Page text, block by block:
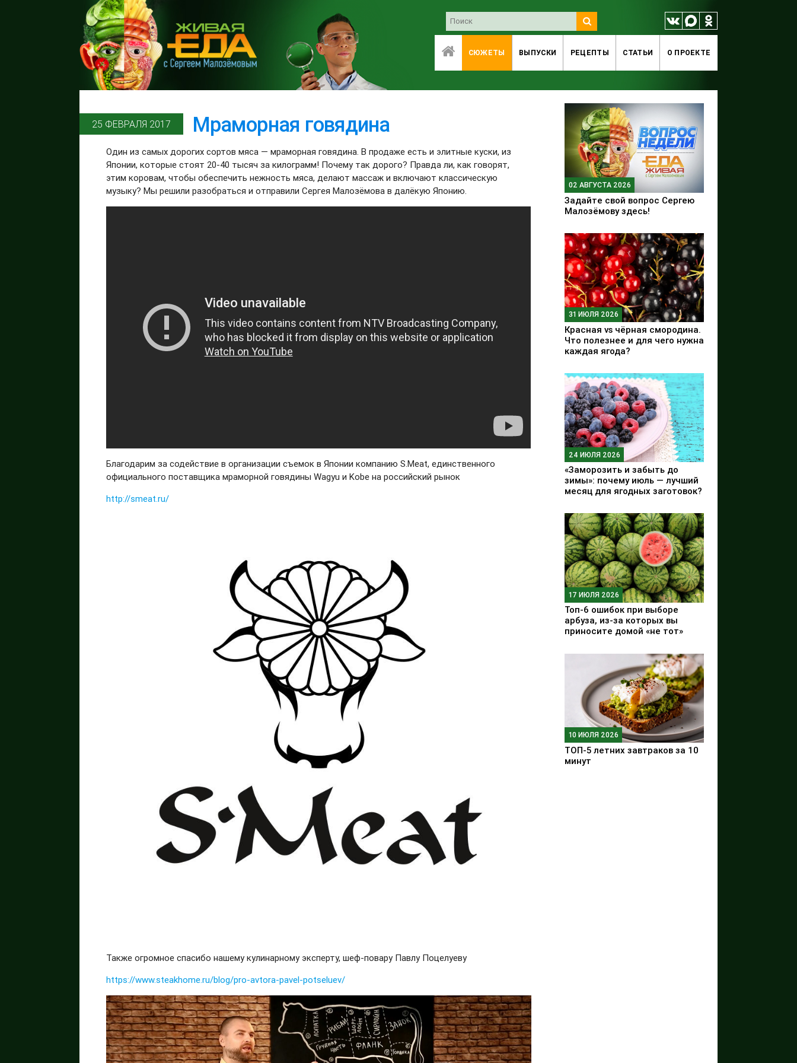
СЮЖЕТЫ ВЫПУСКИ РЕЦЕПТЫ СТАТЬИ O ПРОЕКТЕ
25 ФЕВРАЛЯ 2017 Мраморная говядина
Один из самых дорогих сортов мяса — мраморная говядина. В продаже есть и элитные куски, из
Японии, которые стоят 20-40 тысяч за килограмм! Почему так дорого? Правда ли, как говорят,
этим коровам, чтобы обеспечить нежность мяса, делают массаж и включают классическую
музыку? Мы решили разобраться и отправили Сергея Малозёмова в далёкую Японию.
Благодарим за содействие в организации съемок в Японии компанию S.Meat, единственного
официального поставщика мраморной говядины Wagyu и Kobe на российский рынок
http://smeat.ru/
Также огромное спасибо нашему кулинарному эксперту, шеф-повару Павлу Поцелуеву
https://www.steakhome.ru/blog/pro-avtora-pavel-potseluev/
02 АВГУСТА 2026
Задайте свой вопрос Сергею
Малозёмову здесь!
31 ИЮЛЯ 2026
Красная vs чёрная смородина.
Что полезнее и для чего нужна
каждая ягода?
24 ИЮЛЯ 2026
«Заморозить и забыть до
зимы»: почему июль — лучший
месяц для ягодных заготовок?
17 ИЮЛЯ 2026
Топ-6 ошибок при выборе
арбуза, из-за которых вы
приносите домой «не тот»
10 ИЮЛЯ 2026
ТОП-5 летних завтраков за 10
минут